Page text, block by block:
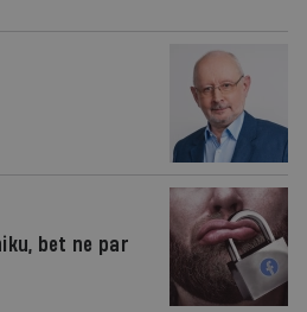
bet ne par